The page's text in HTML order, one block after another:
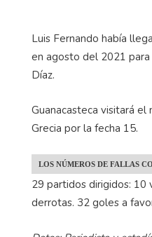
Luis Fernando había
en agosto del 2021
Díaz.
Guanacasteca visitará el
Grecia por la fecha 15.
LOS NÚMEROS DE FALLAS
29 partidos dirigidos: 10
derrotas. 32 goles a